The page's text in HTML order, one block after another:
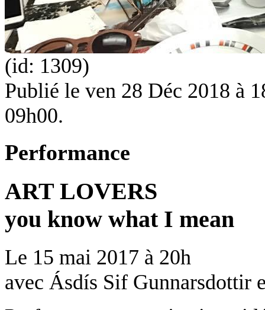
(id: 1309)
Publié le ven 28 Déc 2018 à
09h00.
Performance
ART LOVERS
you know what I mean
Le 15 mai 2017 à 20h
avec Ásdís Sif Gunnarsdottir